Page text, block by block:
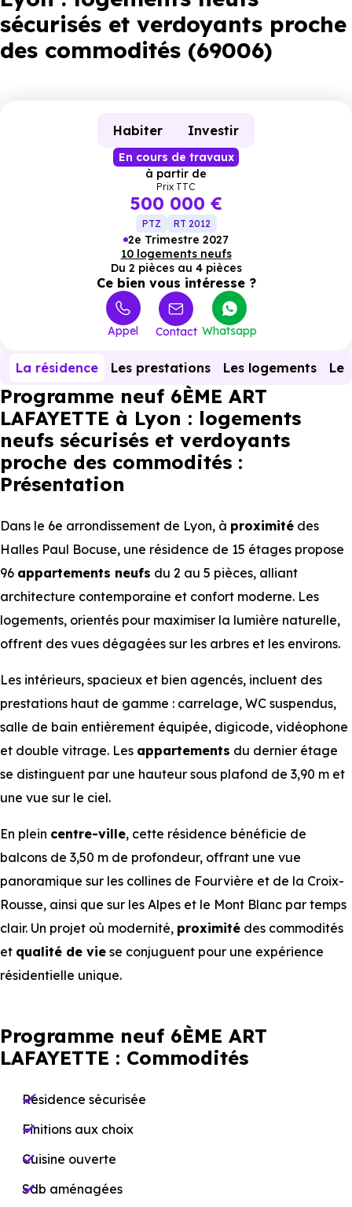
sécurisés et verdoyants proche
des commodités (69006)
Habiter Investir
En cours de travaux
à partir de
Prix TTC
500 000 €
PTZ RT 2012
2e Trimestre 2027
10 logements neufs
Du 2 pièces au 4 pièces
Ce bien vous intéresse ?
Appel Contact Whatsapp
La résidence Les prestations Les logements Le
Programme neuf 6ÈME ART
LAFAYETTE à Lyon : logements
neufs sécurisés et verdoyants
proche des commodités :
Présentation
Dans le 6e arrondissement de Lyon, à proximité des
Halles Paul Bocuse, une résidence de 15 étages propose
96 appartements neufs du 2 au 5 pièces, alliant
architecture contemporaine et confort moderne. Les
logements, orientés pour maximiser la lumière naturelle,
offrent des vues dégagées sur les arbres et les environs.
Les intérieurs, spacieux et bien agencés, incluent des
prestations haut de gamme : carrelage, WC suspendus,
salle de bain entièrement équipée, digicode, vidéophone
et double vitrage. Les appartements du dernier étage
se distinguent par une hauteur sous plafond de 3,90 m et
une vue sur le ciel.
En plein centre-ville, cette résidence bénéficie de
balcons de 3,50 m de profondeur, offrant une vue
panoramique sur les collines de Fourvière et de la Croix-
Rousse, ainsi que sur les Alpes et le Mont Blanc par temps
clair. Un projet où modernité, proximité des commodités
et qualité de vie se conjuguent pour une expérience
résidentielle unique.
Programme neuf 6ÈME ART
LAFAYETTE : Commodités
Résidence sécurisée
Finitions aux choix
Cuisine ouverte
Sdb aménagées